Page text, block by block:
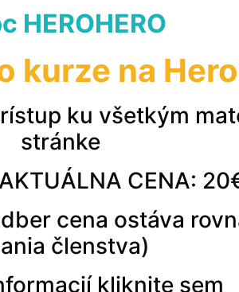
Prečo si vybrať kurz
prvej lekcie máte slovenčinu BEZ
Rovnako
som sa učila po slovensky
všetkému rozumiete, ale bojíte sa
Kurz je založený na počúvaní,
HEROHERO
kurze na
ku všetkým
stránke
CENA:
cena ostáva
členstva)
kliknite sem